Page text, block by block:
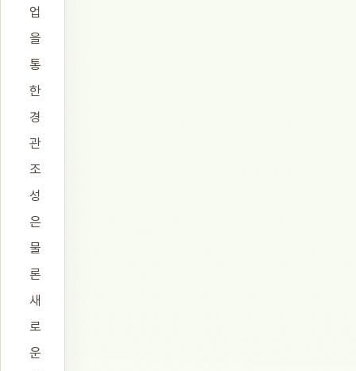
업
을
통
한
경
관
조
성
은
물
론
새
로
운